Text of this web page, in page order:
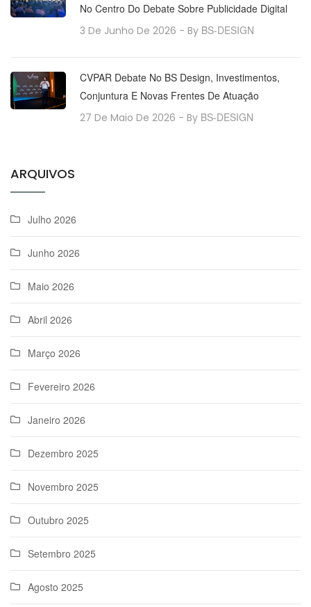
No Centro Do Debate Sobre Publicidade Digital
3 De Junho De 2026 - By BS-DESIGN
CVPAR Debate No BS Design, Investimentos,
Conjuntura E Novas Frentes De Atuação
27 De Maio De 2026 - By BS-DESIGN
ARQUIVOS
Julho 2026
Junho 2026
Maio 2026
Abril 2026
Março 2026
Fevereiro 2026
Janeiro 2026
Dezembro 2025
Novembro 2025
Outubro 2025
Setembro 2025
Agosto 2025